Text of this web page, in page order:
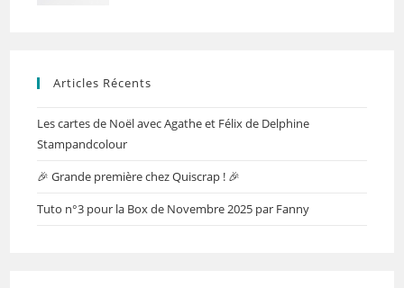
Articles Récents
Les cartes de Noël avec Agathe et Félix de Delphine
Stampandcolour
🎉 Grande première chez Quiscrap ! 🎉
Tuto n°3 pour la Box de Novembre 2025 par Fanny